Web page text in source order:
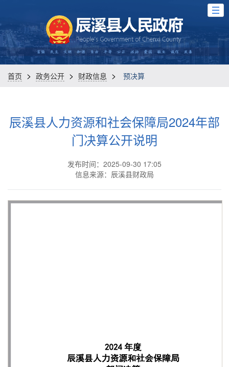
首页 > 政务公开 > 财政信息 > 预决算
辰溪县人力资源和社会保障局2024年部
门决算公开说明
发布时间：2025-09-30 17:05
信息来源：辰溪县财政局